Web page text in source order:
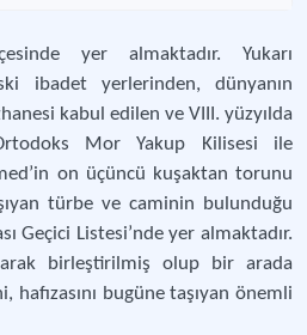
yer almaktadır. Yukarı
ibadet yerlerinden, dünyanın
kabul edilen ve VIII. yüzyılda
Mor Yakup Kilisesi ile
on üçüncü kuşaktan torunu
türbe ve caminin bulunduğu
Geçici Listesi’nde yer almaktadır.
birleştirilmiş olup bir arada
bugüne taşıyan önemli